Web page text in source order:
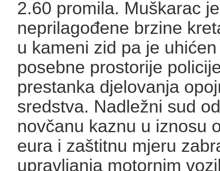
2.60 promila. Muškarac
neprilagođene brzine
u kameni zid pa je
posebne prostorije
prestanka djelovanja
sredstva. Nadležni sud
novčanu kaznu u iznosu
eura i zaštitnu mjeru
upravljanja motornim